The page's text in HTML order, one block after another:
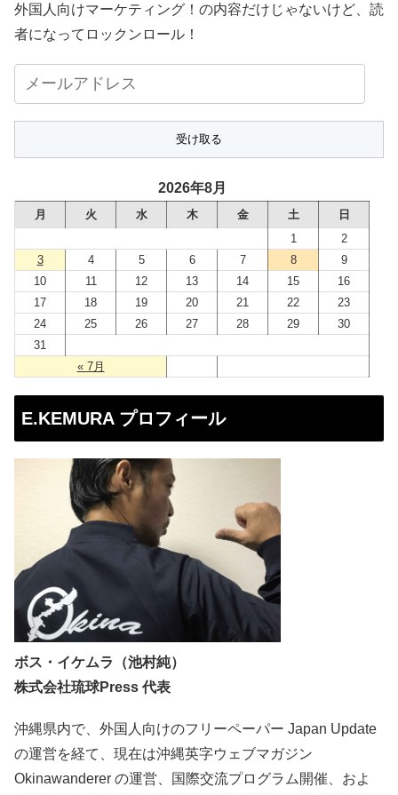
外国人向けマーケティング！の内容だけじゃないけど、読
者になってロックンロール！
ー
ル
レ
ス
2026年8月
月 火 水 木 金 土 日
« 7月
1
2
3
4 5 6 7 8
9
10
11 12 13 14 15
16
17
18 19 20 21 22
23
24
25 26 27 28 29
30
31
E.KEMURA プロフィール
ボス・イケムラ（池村純）
株式会社琉球Press 代表
沖縄県内で、外国人向けのフリーペーパー Japan Update
の運営を経て、現在は沖縄英字ウェブマガジン
Okinawanderer の運営、国際交流プログラム開催、およ